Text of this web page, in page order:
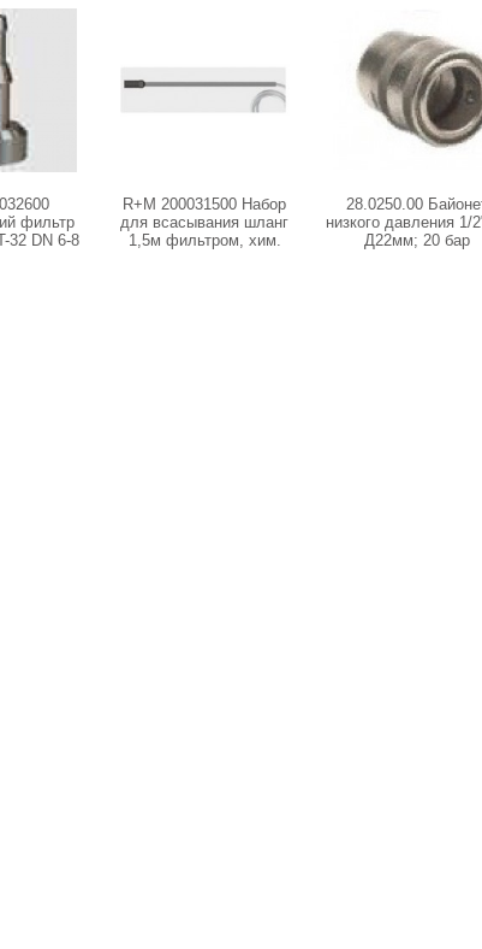
фильтр
32 DN 6-8
R+M 200031500 Набор
для всасывания шланг
1,5м фильтром, хим.
28.0250.00
низкого давления 1/
Д22мм; 20 бар